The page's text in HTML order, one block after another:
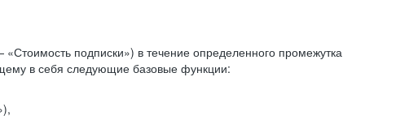
подписки») в течение определенного промежутка
в себя следующие базовые функции: